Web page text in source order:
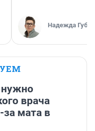
Надежда
нужно
врача
за мата в